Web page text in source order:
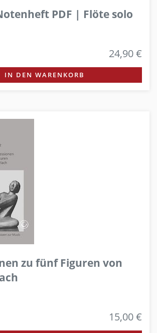
PDF | Flöte solo
24,90 €
IN DEN WARENKORB
zu fünf Figuren von
15,00 €